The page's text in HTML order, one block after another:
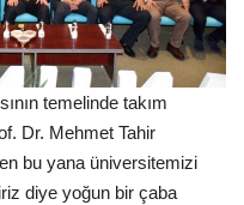
temelinde takım
Dr. Mehmet Tahir
bu yana üniversitemizi
diye yoğun bir çaba